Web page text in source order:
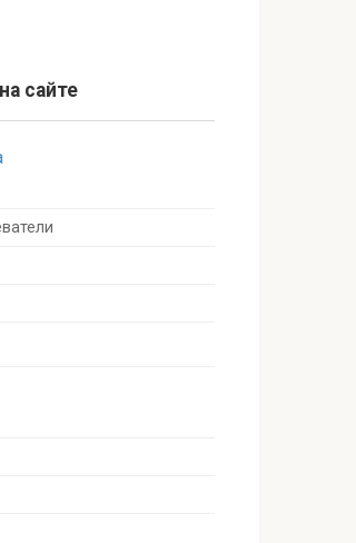
сайте